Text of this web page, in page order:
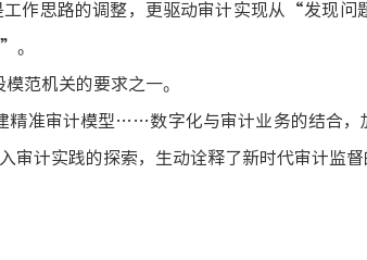
作思路的调整，更驱动审计实现从 “发现
。
范机关的要求之一。
精准审计模型……数字化与审计业务的结合，
计实践的探索，生动诠释了新时代审计监